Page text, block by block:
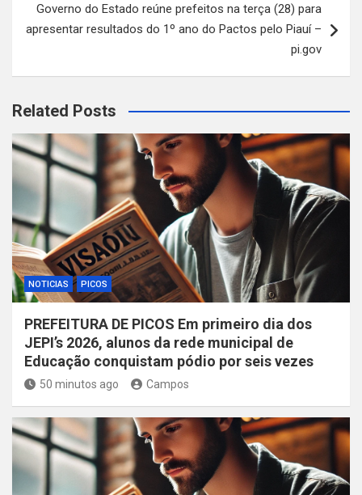
Governo do Estado reúne prefeitos na terça (28) para
apresentar resultados do 1º ano do Pactos pelo Piauí –
pi.gov
Related Posts
NOTICIAS PICOS
PREFEITURA DE PICOS Em primeiro dia dos
JEPI’s 2026, alunos da rede municipal de
Educação conquistam pódio por seis vezes
50 minutos ago Campos